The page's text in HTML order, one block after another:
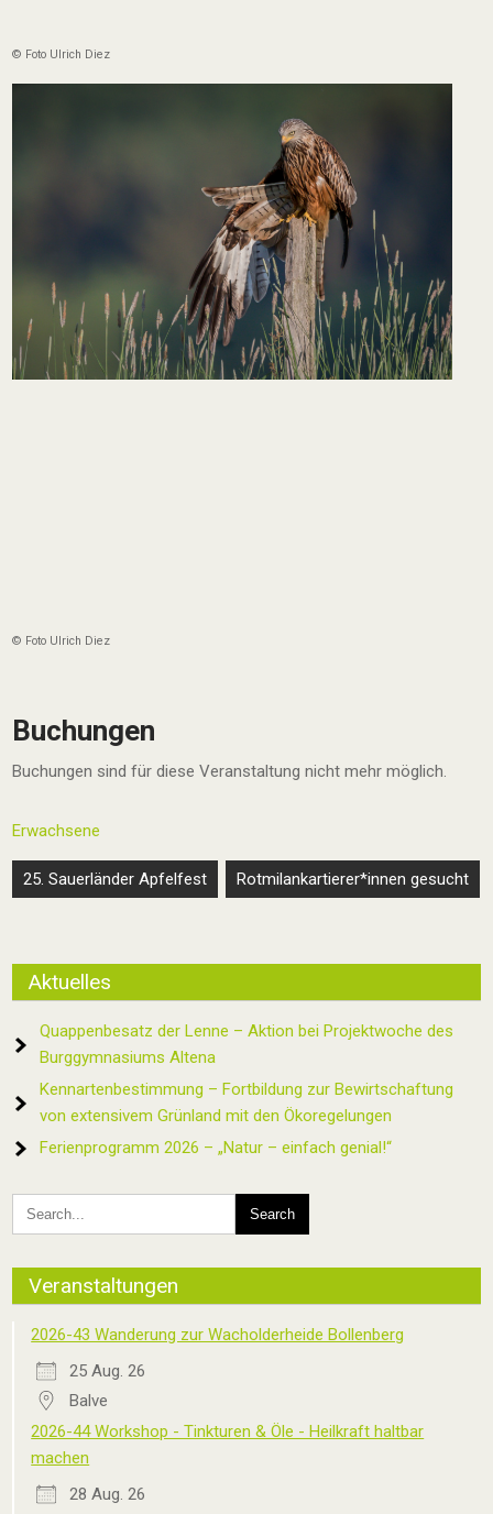
© Foto Ulrich Diez
© Foto Ulrich Diez
Buchungen
Buchungen sind für diese Veranstaltung nicht mehr möglich.
Erwachsene
Beitragsnavigation
25. Sauerländer Apfelfest Rotmilankartierer*innen gesucht
Aktuelles
Quappenbesatz der Lenne – Aktion bei Projektwoche des
Burggymnasiums Altena
Kennartenbestimmung – Fortbildung zur Bewirtschaftung
von extensivem Grünland mit den Ökoregelungen
Ferienprogramm 2026 – „Natur – einfach genial!“
Veranstaltungen
2026-43 Wanderung zur Wacholderheide Bollenberg
25 Aug. 26
Balve
2026-44 Workshop - Tinkturen & Öle - Heilkraft haltbar
machen
28 Aug. 26